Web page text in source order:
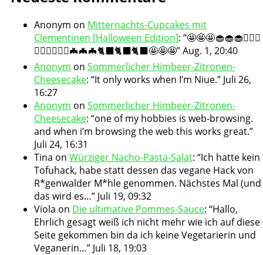
Anonym on Mitternachts-Cupcakes mit
Clementinen [Halloween Edition]: “🤩🤩🤩🧁🧁🧁🧛🏻‍♀️
🧛🏻‍♀️🧛🏻‍♀️🦇🦇🦇🐈‍⬛🐈‍⬛🐈‍⬛🤩🤩🤩”Aug. 1, 20:40
Anonym on Sommerlicher Himbeer-Zitronen-
Cheesecake: “It only works when I’m Niue.” Juli 26,
16:27
Anonym on Sommerlicher Himbeer-Zitronen-
Cheesecake: “one of my hobbies is web-browsing.
and when i’m browsing the web this works great.”
Juli 24, 16:31
Tina on Würziger Nacho-Pasta-Salat: “Ich hatte kein
Tofuhack, habe statt dessen das vegane Hack von
R*genwalder M*hle genommen. Nächstes Mal (und
das wird es…” Juli 19, 09:32
Viola on Die ultimative Pommes-Sauce: “Hallo,
Ehrlich gesagt weiß ich nicht mehr wie ich auf diese
Seite gekommen bin da ich keine Vegetarierin und
Veganerin…” Juli 18, 19:03